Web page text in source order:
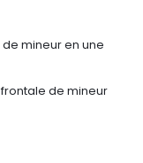
mineur en une
de mineur